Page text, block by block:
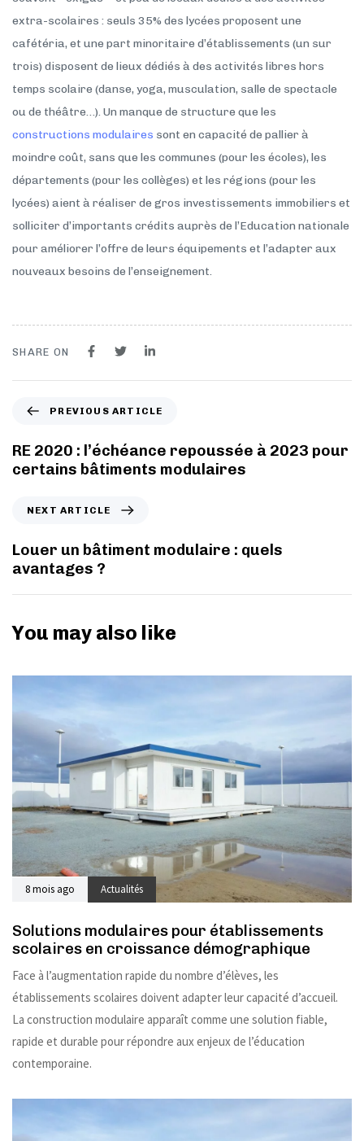
extra-scolaires : seuls 35% des lycées proposent une
cafétéria, et une part minoritaire d’établissements (un sur
trois) disposent de lieux dédiés à des activités libres hors
temps scolaire (danse, yoga, musculation, salle de spectacle
ou de théâtre…). Un manque de structure que les
constructions modulaires sont en capacité de pallier à
moindre coût, sans que les communes (pour les écoles), les
départements (pour les collèges) et les régions (pour les
lycées) aient à réaliser de gros investissements immobiliers et
solliciter d’importants crédits auprès de l’Education nationale
pour améliorer l’offre de leurs équipements et l’adapter aux
nouveaux besoins de l’enseignement.
SHARE ON
PREVIOUS ARTICLE
RE 2020 : l’échéance repoussée à 2023 pour
certains bâtiments modulaires
NEXT ARTICLE
Louer un bâtiment modulaire : quels
avantages ?
You may also like
8 mois ago Actualités
Solutions modulaires pour établissements
scolaires en croissance démographique
Face à l’augmentation rapide du nombre d’élèves, les
établissements scolaires doivent adapter leur capacité d’accueil.
La construction modulaire apparaît comme une solution fiable,
rapide et durable pour répondre aux enjeux de l’éducation
contemporaine.